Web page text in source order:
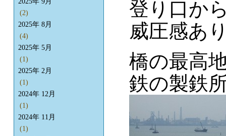
登り口か
威圧感あ
橋の最高
鉄の製鉄
(2)
2025年 8月
(4)
2025年 5月
(1)
2025年 2月
(1)
2024年 12月
(1)
2024年 11月
(1)